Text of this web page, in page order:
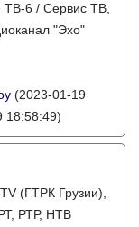
ТВ-6 / Сервис ТВ,
"Эхо"
(2023-01-19
18:58:49)
(ГТРК Грузии),
РТР, НТВ